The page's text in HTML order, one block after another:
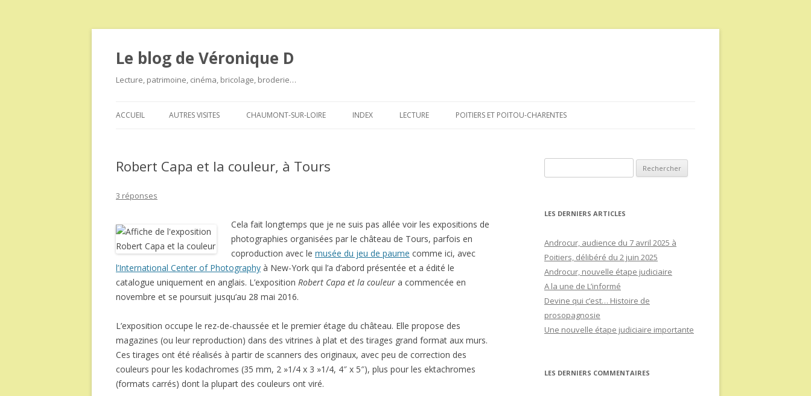
Le blog de Véronique D
Lecture, patrimoine, cinéma, bricolage, broderie…
au
ACCUEIL AUTRES VISITES CHAUMONT-SUR-LOIRE INDEX LECTURE POITIERS ET POITOU-CHARENTES
Robert Capa et la couleur, à Tours
3 réponses
Cela fait longtemps que je ne suis pas allée voir les expositions de
photographies organisées par le château de Tours, parfois en
coproduction avec le musée du jeu de paume comme ici, avec
l’International Center of Photography à New-York qui l’a d’abord présentée et a édité le
catalogue uniquement en anglais. L’exposition Robert Capa et la couleur a commencée en
novembre et se poursuit jusqu’au 28 mai 2016.
L’exposition occupe le rez-de-chaussée et le premier étage du château. Elle propose des
magazines (ou leur reproduction) dans des vitrines à plat et des tirages grand format aux murs.
Ces tirages ont été réalisés à partir de scanners des originaux, avec peu de correction des
couleurs pour les kodachromes (35 mm, 2 »1/4 x 3 »1/4, 4″ x 5″), plus pour les ektachromes
(formats carrés) dont la plupart des couleurs ont viré.
LES DERNIERS ARTICLES
Androcur, audience du 7 avril 2025 à
Poitiers, délibéré du 2 juin 2025
Androcur, nouvelle étape judiciaire
A la une de L’informé
Devine qui c’est… Histoire de
prosopagnosie
Une nouvelle étape judiciaire importante
LES DERNIERS COMMENTAIRES